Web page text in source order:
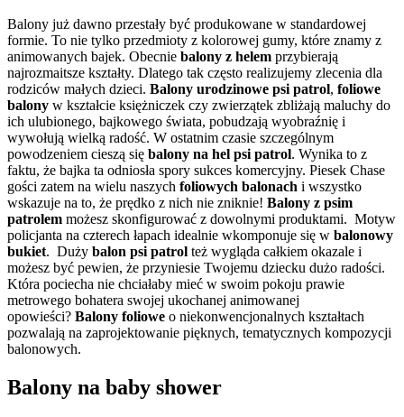
Balony już dawno przestały być produkowane w standardowej
formie. To nie tylko przedmioty z kolorowej gumy, które znamy z
animowanych bajek. Obecnie balony z helem przybierają
najrozmaitsze kształty. Dlatego tak często realizujemy zlecenia dla
rodziców małych dzieci. Balony urodzinowe psi patrol, foliowe
balony w kształcie księżniczek czy zwierzątek zbliżają maluchy do
ich ulubionego, bajkowego świata, pobudzają wyobraźnię i
wywołują wielką radość. W ostatnim czasie szczególnym
powodzeniem cieszą się balony na hel psi patrol. Wynika to z
faktu, że bajka ta odniosła spory sukces komercyjny. Piesek Chase
gości zatem na wielu naszych foliowych balonach i wszystko
wskazuje na to, że prędko z nich nie zniknie! Balony z psim
patrolem możesz skonfigurować z dowolnymi produktami. Motyw
policjanta na czterech łapach idealnie wkomponuje się w balonowy
bukiet. Duży balon psi patrol też wygląda całkiem okazale i
możesz być pewien, że przyniesie Twojemu dziecku dużo radości.
Która pociecha nie chciałaby mieć w swoim pokoju prawie
metrowego bohatera swojej ukochanej animowanej
opowieści? Balony foliowe o niekonwencjonalnych kształtach
pozwalają na zaprojektowanie pięknych, tematycznych kompozycji
balonowych.
Balony na baby shower